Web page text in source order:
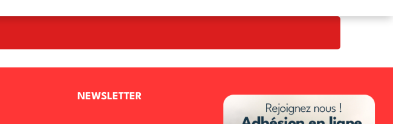
NEWSLETTER